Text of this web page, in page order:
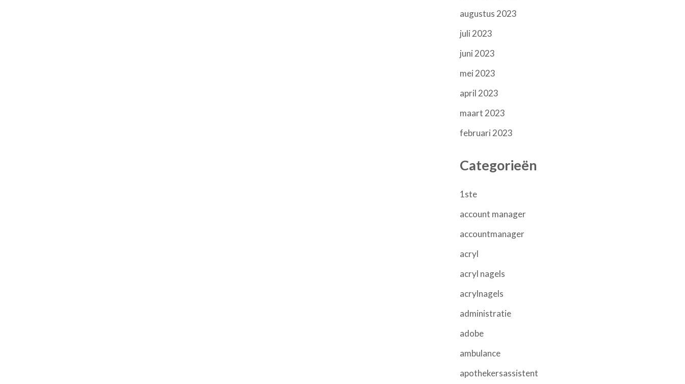
augustus 2023
juli 2023
juni 2023
mei 2023
april 2023
maart 2023
februari 2023
Categorieën
1ste
account manager
accountmanager
acryl
acryl nagels
acrylnagels
administratie
adobe
ambulance
apothekersassistent